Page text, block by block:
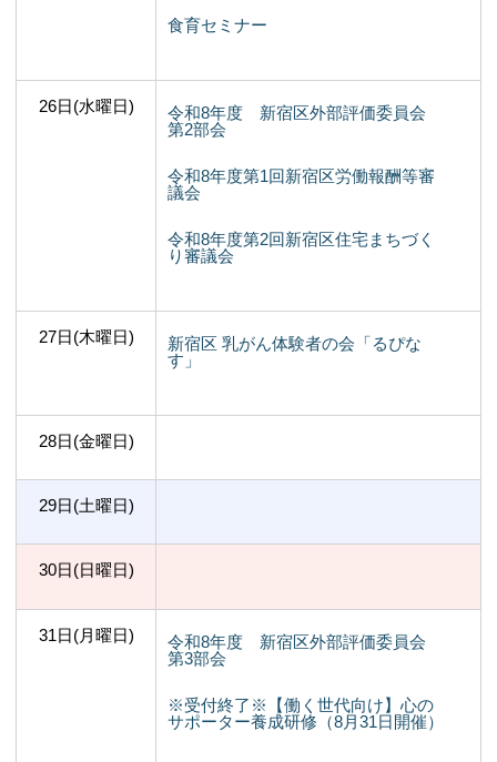
食育セミナー
26日(水曜日)
令和8年度 新宿区外部評価委員会
第2部会
令和8年度第1回新宿区労働報酬等審
議会
令和8年度第2回新宿区住宅まちづく
り審議会
27日(木曜日)
新宿区 乳がん体験者の会「るぴな
す」
28日(金曜日)
29日(土曜日)
30日(日曜日)
31日(月曜日)
令和8年度 新宿区外部評価委員会
第3部会
※受付終了※【働く世代向け】心の
サポーター養成研修（8月31日開催）